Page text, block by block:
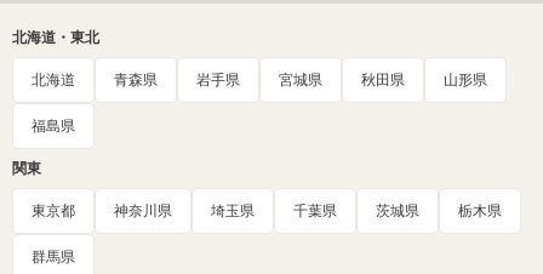
北海道・東北
北海道 青森県 岩手県 宮城県 秋田県 山形県
福島県
関東
東京都 神奈川県 埼玉県 千葉県 茨城県 栃木県
群馬県